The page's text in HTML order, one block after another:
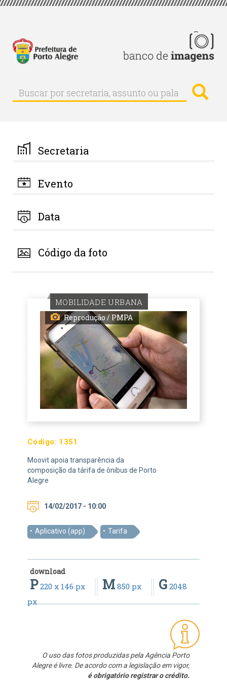
Pular
principal
Buscar
Buscar
por
palavra-
chave
Secretaria
Evento
Data
Código da foto
MOBILIDADE URBANA
Reprodução / PMPA
Código: 1351
Moovit apoia transparência da
composição da tárifa de ônibus de Porto
Alegre
14/02/2017 - 10:00
Aplicativo (app) Tarifa
download
P220 x 146 px M 850 px G 2048
px
O uso das fotos produzidas pela Agência Porto
Alegre é livre. De acordo com a legislação em vigor,
é obrigatório registrar o crédito.